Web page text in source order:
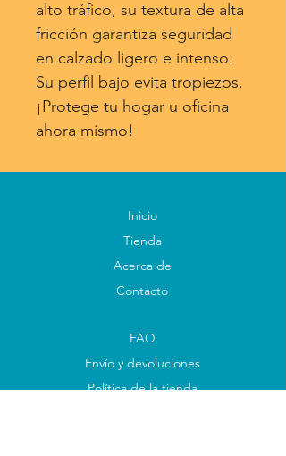
alto tráfico, su textura de alta
fricción garantiza seguridad
en calzado ligero e intenso.
Su perfil bajo evita tropiezos.
¡Protege tu hogar u oficina
ahora mismo!
Inicio
Tienda
Acerca de
Contacto
FAQ
Envío y devoluciones
Política de la tienda